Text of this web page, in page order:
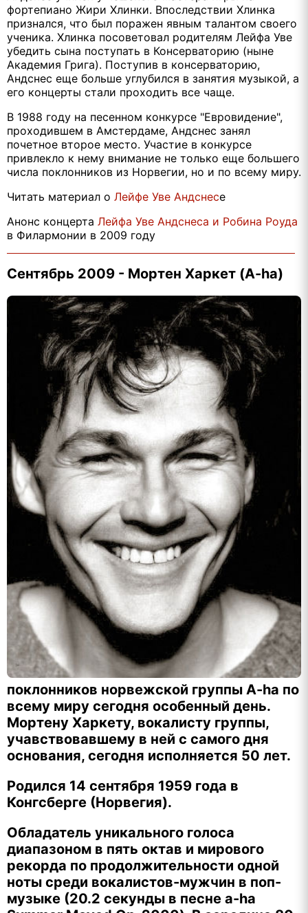
фортепиано Жири Хлинки. Впоследствии Хлинка
признался, что был поражен явным талантом своего
ученика. Хлинка посоветовал родителям Лейфа Уве
убедить сына поступать в Консерваторию (ныне
Академия Грига). Поступив в консерваторию,
Андснес еще больше углубился в занятия музыкой, а
его концерты стали проходить все чаще.
В 1988 году на песенном конкурсе "Евровидение",
проходившем в Амстердаме, Андснес занял
почетное второе место. Участие в конкурсе
привлекло к нему внимание не только еще большего
числа поклонников из Норвегии, но и по всему миру.
Читать материал о Лейфе Уве Андснесе
Анонс концерта Лейфа Уве Андснеса и Робина Роуда
в Филармонии в 2009 году
Сентябрь 2009 - Мортен Харкет (A-ha)
поклонников норвежской группы A-ha по
всему миру сегодня особенный день.
Мортену Харкету, вокалисту группы,
учавствовавшему в ней с самого дня
основания, сегодня исполняется 50 лет.
Родился 14 сентября 1959 года в
Конгсберге (Норвегия).
Обладатель уникального голоса
диапазоном в пять октав и мирового
рекорда по продолжительности одной
ноты среди вокалистов-мужчин в поп-
музыке (20.2 секунды в песне a-ha